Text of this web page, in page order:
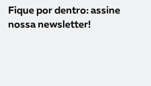
Fique por dentro: assine
nossa newsletter!